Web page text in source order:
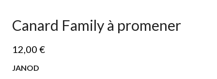
Canard Family à promener
12,00 €
JANOD